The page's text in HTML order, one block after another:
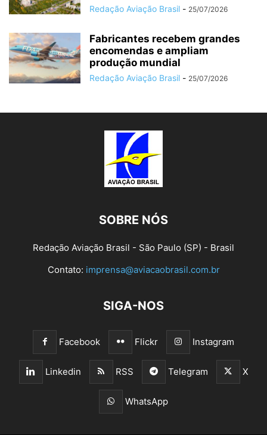
Redação Aviação Brasil - 25/07/2026
Fabricantes recebem grandes
encomendas e ampliam
produção mundial
Redação Aviação Brasil - 25/07/2026
SOBRE NÓS
Redação Aviação Brasil - São Paulo (SP) - Brasil
Contato: imprensa@aviacaobrasil.com.br
SIGA-NOS
Facebook Flickr Instagram
Linkedin RSS Telegram X
WhatsApp